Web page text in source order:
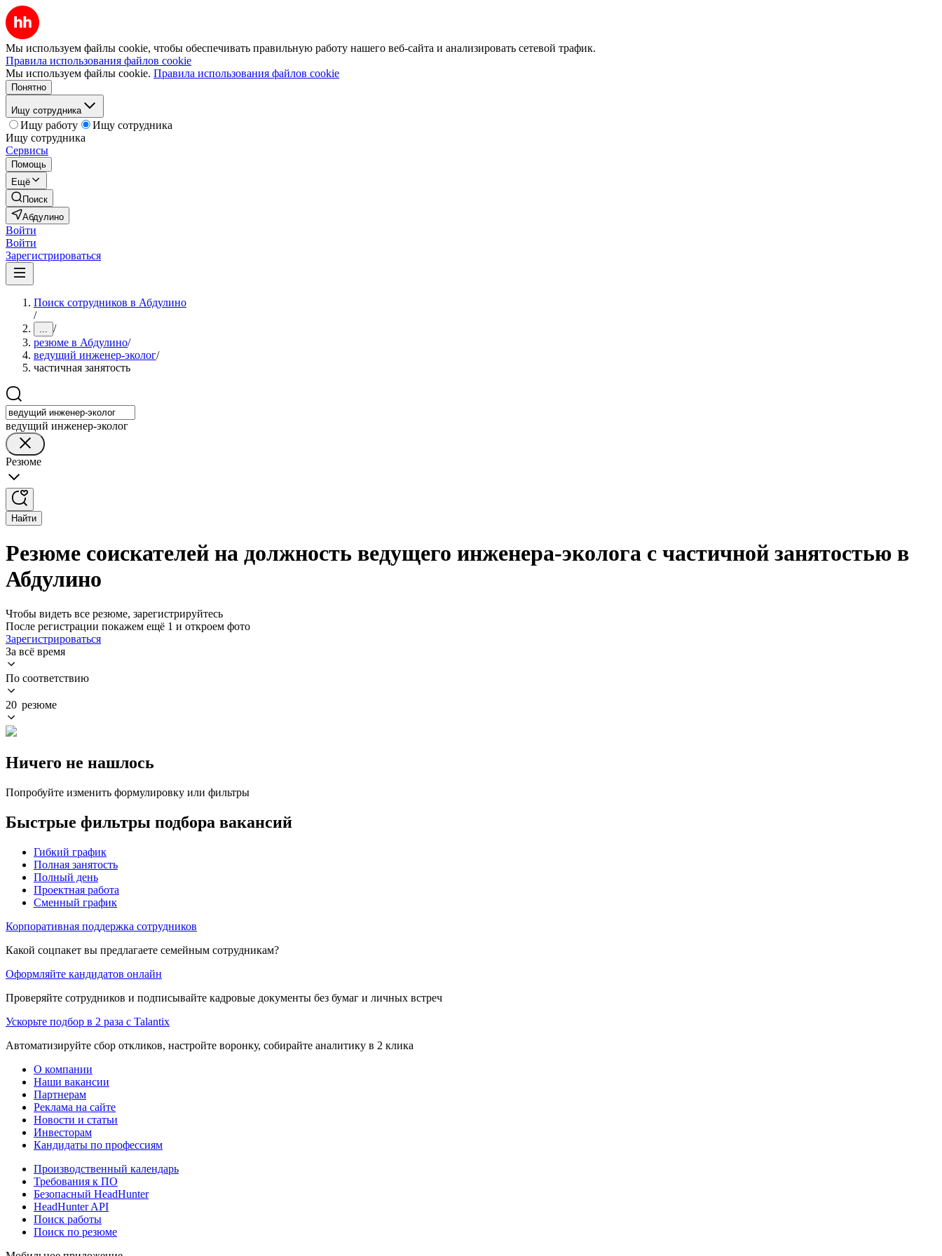
Мы используем файлы cookie, чтобы обеспечивать правильную работу нашего веб-сайта и анализировать сетевой трафик.
Правила использования файлов cookie
Мы используем файлы cookie. Правила использования файлов cookie
Понятно
Ищу сотрудника
Ищу работу
Ищу сотрудника
Ищу сотрудника
Сервисы
Помощь
Ещё
Поиск
Абдулино
Войти
Войти
Зарегистрироваться
Поиск сотрудников в Абдулино
/
... /
резюме в Абдулино/
ведущий инженер-эколог/
частичная занятость
ведущий инженер-эколог
Резюме
Найти
Резюме соискателей на должность ведущего инженера-эколога с частичной занятостью в
Абдулино
Чтобы видеть все резюме, зарегистрируйтесь
После регистрации покажем ещё 1 и откроем фото
Зарегистрироваться
За всё время
По соответствию
20 резюме
Ничего не нашлось
Попробуйте изменить формулировку или фильтры
Быстрые фильтры подбора вакансий
Гибкий график
Полная занятость
Полный день
Проектная работа
Сменный график
Корпоративная поддержка сотрудников
Какой соцпакет вы предлагаете семейным сотрудникам?
Оформляйте кандидатов онлайн
Проверяйте сотрудников и подписывайте кадровые документы без бумаг и личных встреч
Ускорьте подбор в 2 раза с Talantix
Автоматизируйте сбор откликов, настройте воронку, собирайте аналитику в 2 клика
О компании
Наши вакансии
Партнерам
Реклама на сайте
Новости и статьи
Инвесторам
Кандидаты по профессиям
Производственный календарь
Требования к ПО
Безопасный HeadHunter
HeadHunter API
Поиск работы
Поиск по резюме